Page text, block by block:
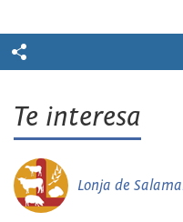
Te interesa
Lonja de